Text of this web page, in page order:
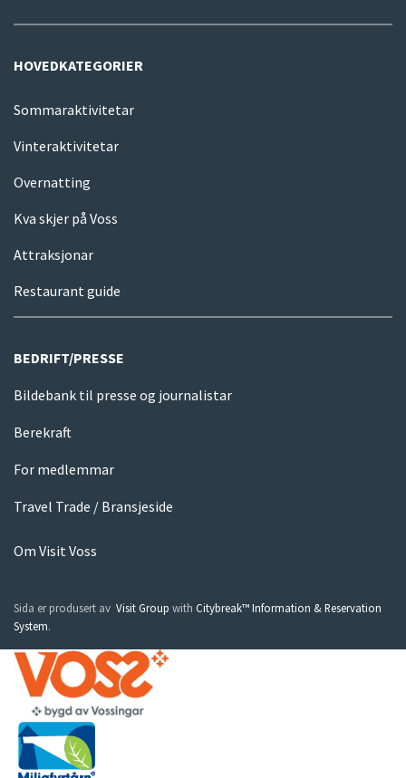
HOVEDKATEGORIER
Sommaraktivitetar
Vinteraktivitetar
Overnatting
Kva skjer på Voss
Attraksjonar
Restaurant guide
BEDRIFT/PRESSE
Bildebank til presse og journalistar
Berekraft
For medlemmar
Travel Trade / Bransjeside
Om Visit Voss
Sida er produsert av Visit Group with Citybreak™ Information & Reservation
System.